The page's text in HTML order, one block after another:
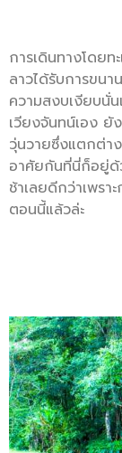
การเดินทางโดยท
ลาวได้รับการขนา
ความสงบเงียบนั่
เวียงจันทน์เอง ยั
วุ่นวายซึ่งแตกต่า
อาศัยกันที่นี่ก็อยู่ด้
ช้าเลยดีกว่าเพราะ
ตอนนี้แล้วล่ะ